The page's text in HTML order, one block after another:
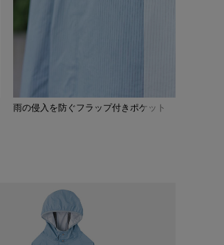
雨の侵入を防ぐフラップ付きポケット